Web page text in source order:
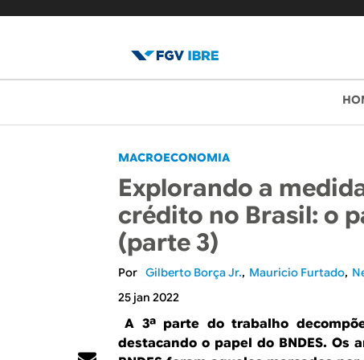
l
o
g
d
o
I
B
u
p
r
i
n
c
p
MACROECONOMIA
Explorando a
crédito no Brasil: o
(parte 3)
Gilberto Borça Jr. Mauricio Furtado
25 jan 2022
A 3ª parte do trabalho
destacando o papel do BNDES.